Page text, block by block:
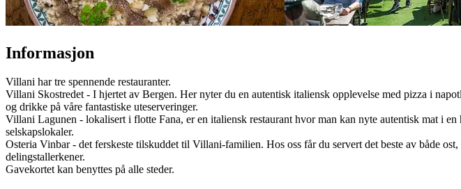
Informasjon
Villani har tre spennende restauranter.
Villani Skostredet - I hjertet av Bergen. Her nyter du en autentisk italiensk opplevelse med pizza i
og drikke på våre fantastiske uteserveringer.
Villani Lagunen - lokalisert i flotte Fana, er en italiensk restaurant hvor man kan nyte autentisk mat i
selskapslokaler.
Osteria Vinbar - det ferskeste tilskuddet til Villani-familien. Hos oss får du servert det beste av både
delingstallerkener.
Gavekortet kan benyttes på alle steder.